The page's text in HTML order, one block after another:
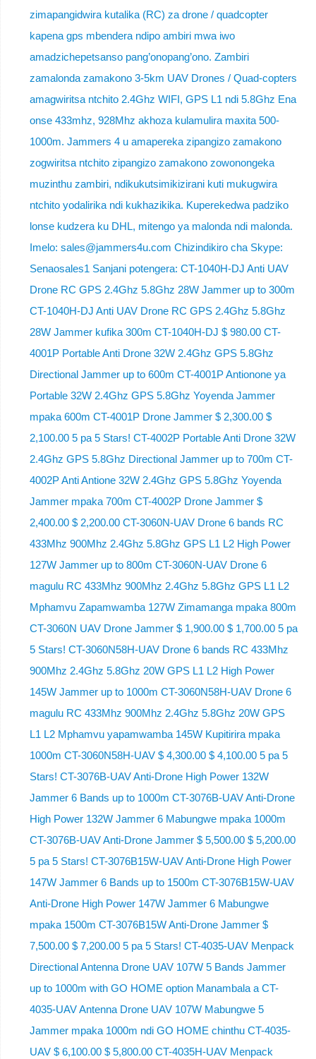
zimapangidwira kutalika (RC) za drone / quadcopter
kapena gps mbendera ndipo ambiri mwa iwo
amadzichepetsanso pang’onopang’ono. Zambiri
zamalonda zamakono 3-5km UAV Drones / Quad-copters
amagwiritsa ntchito 2.4Ghz WIFI, GPS L1 ndi 5.8Ghz Ena
onse 433mhz, 928Mhz akhoza kulamulira maxita 500-
1000m. Jammers 4 u amapereka zipangizo zamakono
zogwiritsa ntchito zipangizo zamakono zowonongeka
muzinthu zambiri, ndikukutsimikizirani kuti mukugwira
ntchito yodalirika ndi kukhazikika. Kuperekedwa padziko
lonse kudzera ku DHL, mitengo ya malonda ndi malonda.
Imelo: sales@jammers4u.com Chizindikiro cha Skype:
Senaosales1 Sanjani potengera: CT-1040H-DJ Anti UAV
Drone RC GPS 2.4Ghz 5.8Ghz 28W Jammer up to 300m
CT-1040H-DJ Anti UAV Drone RC GPS 2.4Ghz 5.8Ghz
28W Jammer kufika 300m CT-1040H-DJ $ 980.00 CT-
4001P Portable Anti Drone 32W 2.4Ghz GPS 5.8Ghz
Directional Jammer up to 600m CT-4001P Antionone ya
Portable 32W 2.4Ghz GPS 5.8Ghz Yoyenda Jammer
mpaka 600m CT-4001P Drone Jammer $ 2,300.00 $
2,100.00 5 pa 5 Stars! CT-4002P Portable Anti Drone 32W
2.4Ghz GPS 5.8Ghz Directional Jammer up to 700m CT-
4002P Anti Antione 32W 2.4Ghz GPS 5.8Ghz Yoyenda
Jammer mpaka 700m CT-4002P Drone Jammer $
2,400.00 $ 2,200.00 CT-3060N-UAV Drone 6 bands RC
433Mhz 900Mhz 2.4Ghz 5.8Ghz GPS L1 L2 High Power
127W Jammer up to 800m CT-3060N-UAV Drone 6
magulu RC 433Mhz 900Mhz 2.4Ghz 5.8Ghz GPS L1 L2
Mphamvu Zapamwamba 127W Zimamanga mpaka 800m
CT-3060N UAV Drone Jammer $ 1,900.00 $ 1,700.00 5 pa
5 Stars! CT-3060N58H-UAV Drone 6 bands RC 433Mhz
900Mhz 2.4Ghz 5.8Ghz 20W GPS L1 L2 High Power
145W Jammer up to 1000m CT-3060N58H-UAV Drone 6
magulu RC 433Mhz 900Mhz 2.4Ghz 5.8Ghz 20W GPS
L1 L2 Mphamvu yapamwamba 145W Kupitirira mpaka
1000m CT-3060N58H-UAV $ 4,300.00 $ 4,100.00 5 pa 5
Stars! CT-3076B-UAV Anti-Drone High Power 132W
Jammer 6 Bands up to 1000m CT-3076B-UAV Anti-Drone
High Power 132W Jammer 6 Mabungwe mpaka 1000m
CT-3076B-UAV Anti-Drone Jammer $ 5,500.00 $ 5,200.00
5 pa 5 Stars! CT-3076B15W-UAV Anti-Drone High Power
147W Jammer 6 Bands up to 1500m CT-3076B15W-UAV
Anti-Drone High Power 147W Jammer 6 Mabungwe
mpaka 1500m CT-3076B15W Anti-Drone Jammer $
7,500.00 $ 7,200.00 5 pa 5 Stars! CT-4035-UAV Menpack
Directional Antenna Drone UAV 107W 5 Bands Jammer
up to 1000m with GO HOME option Manambala a CT-
4035-UAV Antenna Drone UAV 107W Mabungwe 5
Jammer mpaka 1000m ndi GO HOME chinthu CT-4035-
UAV $ 6,100.00 $ 5,800.00 CT-4035H-UAV Menpack